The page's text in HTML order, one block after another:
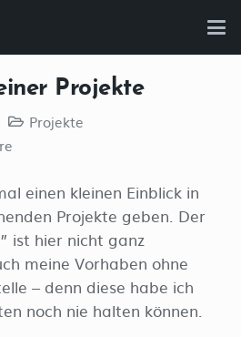
Projekte
Projekte
einen kleinen Einblick in
Projekte geben. Der
ist hier nicht ganz
meine Vorhaben ohne
– denn diese habe ich
noch nie halten können.